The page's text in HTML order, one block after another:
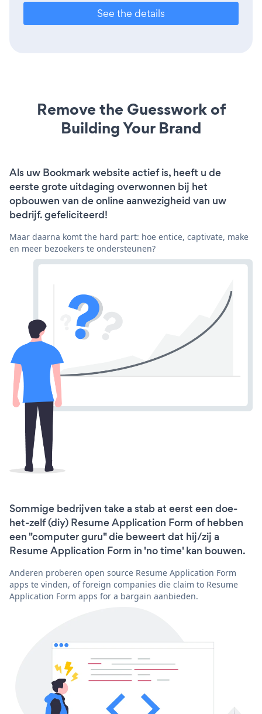
See the details
Remove the Guesswork of
Building Your Brand
Als uw Bookmark website actief is, heeft u de
eerste grote uitdaging overwonnen bij het
opbouwen van de online aanwezigheid van uw
bedrijf. gefeliciteerd!
Maar daarna komt the hard part: hoe entice, captivate, make
en meer bezoekers te ondersteunen?
Sommige bedrijven take a stab at eerst een doe-
het-zelf (diy) Resume Application Form of hebben
een "computer guru" die beweert dat hij/zij a
Resume Application Form in 'no time' kan bouwen.
Anderen proberen open source Resume Application Form
apps te vinden, of foreign companies die claim to Resume
Application Form apps for a bargain aanbieden.